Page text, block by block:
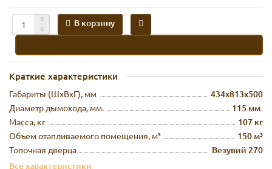
В корзину
Краткие характеристики
Габариты (ШхВхГ), мм 434х813х500
Диаметр дымохода, мм. 115 мм.
Масса, кг 107 кг
Объем отапливаемого помещения, м³ 150 м³
Топочная дверца
Везувий 270
Все характеристики